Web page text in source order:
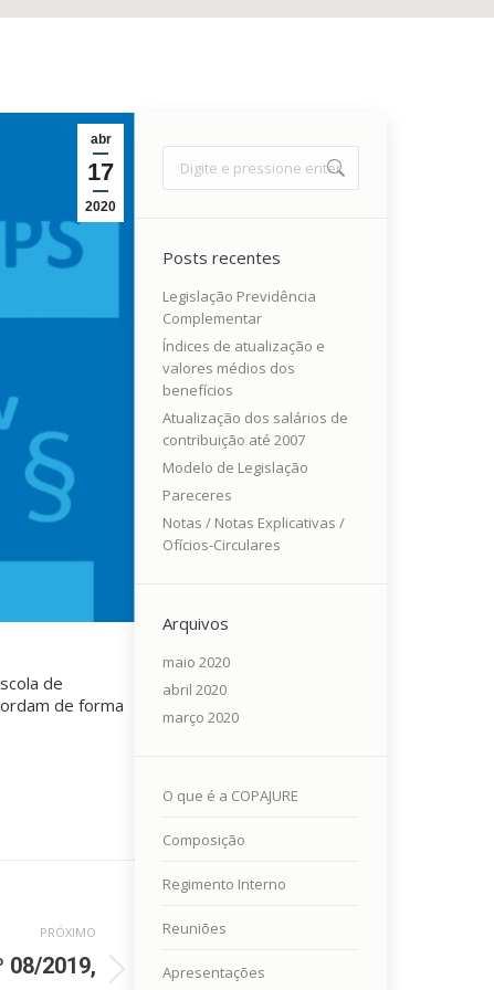
abr
17
2020
de
de forma
PRÓXIMO
08/2019,
Posts recentes
Legislação Previdência
Complementar
Índices de atualização e
valores médios dos
benefícios
Atualização dos salários de
contribuição até 2007
Modelo de Legislação
Pareceres
Notas / Notas Explicativas /
Ofícios-Circulares
Arquivos
maio 2020
abril 2020
março 2020
O que é a COPAJURE
Composição
Regimento Interno
Reuniões
Apresentações